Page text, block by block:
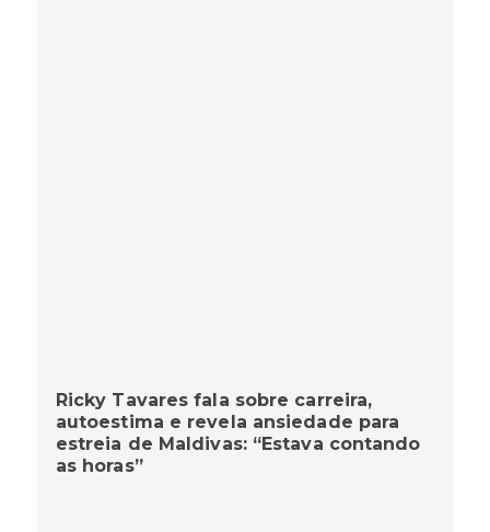
Ricky Tavares fala sobre carreira,
autoestima e revela ansiedade para
estreia de Maldivas: “Estava contando
as horas”